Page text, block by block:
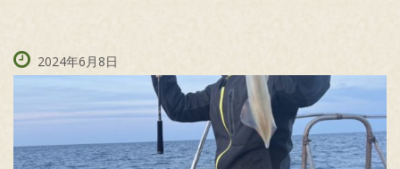
2024年6月8日